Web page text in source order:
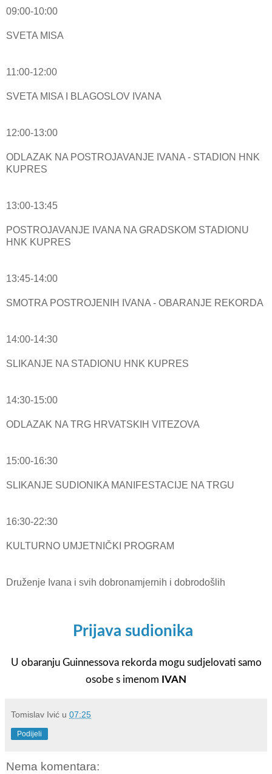
09:00-10:00
SVETA MISA
11:00-12:00
SVETA MISA I BLAGOSLOV IVANA
12:00-13:00
ODLAZAK NA POSTROJAVANJE IVANA - STADION HNK
KUPRES
13:00-13:45
POSTROJAVANJE IVANA NA GRADSKOM STADIONU
HNK KUPRES
13:45-14:00
SMOTRA POSTROJENIH IVANA - OBARANJE REKORDA
14:00-14:30
SLIKANJE NA STADIONU HNK KUPRES
14:30-15:00
ODLAZAK NA TRG HRVATSKIH VITEZOVA
15:00-16:30
SLIKANJE SUDIONIKA MANIFESTACIJE NA TRGU
16:30-22:30
KULTURNO UMJETNIČKI PROGRAM
Druženje Ivana i svih dobronamjernih i dobrodošlih
Prijava sudionika
U obaranju Guinnessova rekorda mogu sudjelovati samo
osobe s imenom IVAN
Tomislav Ivić u 07:25
Podijeli
Nema komentara: